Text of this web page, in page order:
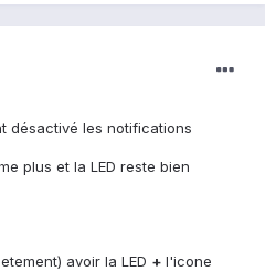
désactivé les notifications
plus et la LED reste bien
avoir la LED + l'icone